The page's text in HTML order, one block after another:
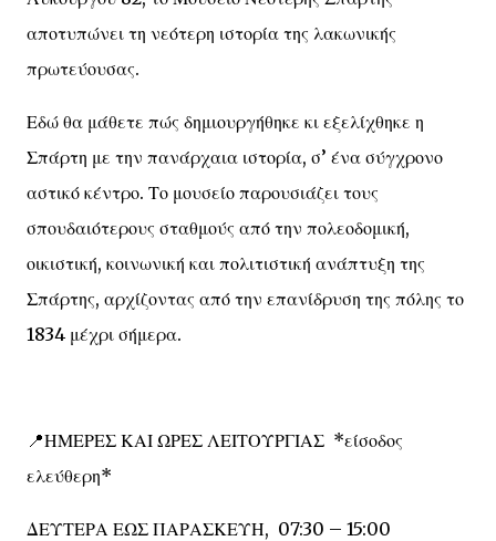
αποτυπώνει τη νεότερη ιστορία της λακωνικής
πρωτεύουσας.
Εδώ θα μάθετε πώς δημιουργήθηκε κι εξελίχθηκε η
Σπάρτη με την πανάρχαια ιστορία, σ’ ένα σύγχρονο
αστικό κέντρο. Το μουσείο παρουσιάζει τους
σπουδαιότερους σταθμούς από την πολεοδομική,
οικιστική, κοινωνική και πολιτιστική ανάπτυξη της
Σπάρτης, αρχίζοντας από την επανίδρυση της πόλης το
1834 μέχρι σήμερα.
📍ΗΜΕΡΕΣ ΚΑΙ ΩΡΕΣ ΛΕΙΤΟΥΡΓΙΑΣ *είσοδος
ελεύθερη*
ΔΕΥΤΕΡΑ ΕΩΣ ΠΑΡΑΣΚΕΥΗ, 07:30 – 15:00